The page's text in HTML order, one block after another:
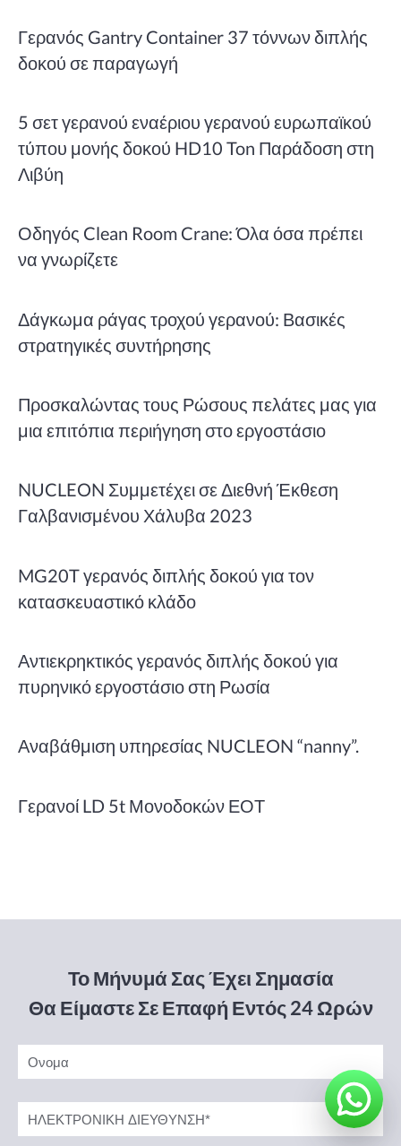
Γερανός Gantry Container 37 τόννων διπλής
δοκού σε παραγωγή
5 σετ γερανού εναέριου γερανού ευρωπαϊκού
τύπου μονής δοκού HD10 Ton Παράδοση στη
Λιβύη
Οδηγός Clean Room Crane: Όλα όσα πρέπει
να γνωρίζετε
Δάγκωμα ράγας τροχού γερανού: Βασικές
στρατηγικές συντήρησης
Προσκαλώντας τους Ρώσους πελάτες μας για
μια επιτόπια περιήγηση στο εργοστάσιο
NUCLEON Συμμετέχει σε Διεθνή Έκθεση
Γαλβανισμένου Χάλυβα 2023
MG20T γερανός διπλής δοκού για τον
κατασκευαστικό κλάδο
Αντιεκρηκτικός γερανός διπλής δοκού για
πυρηνικό εργοστάσιο στη Ρωσία
Αναβάθμιση υπηρεσίας NUCLEON “nanny”.
Γερανοί LD 5t Μονοδοκών ΕΟΤ
Το Μήνυμά Σας Έχει Σημασία
Θα Είμαστε Σε Επαφή Εντός 24 Ωρών